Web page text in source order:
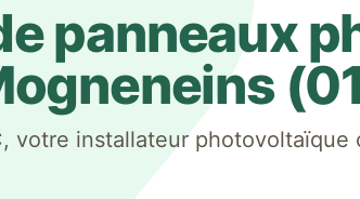
panneaux
(
votre installateur photovoltaïque